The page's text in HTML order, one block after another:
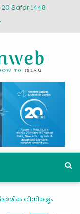
20 Safar 1448
വിധികളും